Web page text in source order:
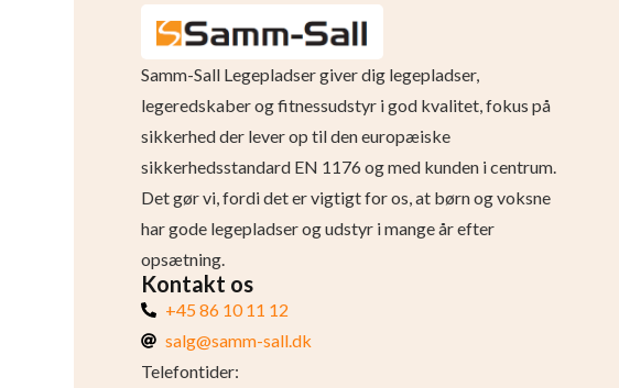
Samm-Sall Legepladser giver dig legepladser,
legeredskaber og fitnessudstyr i god kvalitet, fokus på
sikkerhed der lever op til den europæiske
sikkerhedsstandard EN 1176 og med kunden i centrum.
Det gør vi, fordi det er vigtigt for os, at børn og voksne
har gode legepladser og udstyr i mange år efter
opsætning.
Kontakt os
+45 86 10 11 12
salg@samm-sall.dk
Telefontider: